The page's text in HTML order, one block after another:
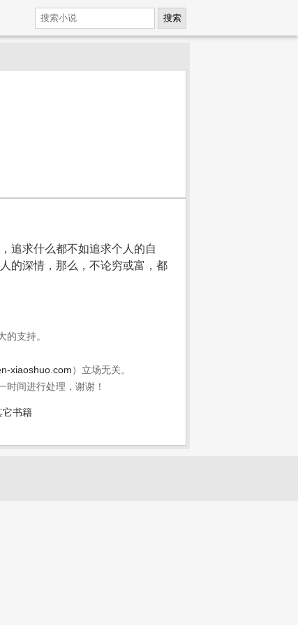
搜索
追求什么都不如追求个人的自
的深情，那么，不论穷或富，都
的支持。
xiaoshuo.com）立场无关。
时间进行处理，谢谢！
它书籍